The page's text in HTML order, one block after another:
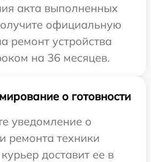
акта выполненных
официальную
ремонт устройства
на 36 месяцев.
о готовности
уведомление о
ремонта техники
доставит ее в